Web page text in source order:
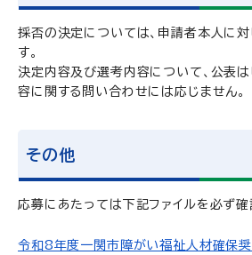
採否の決定については、申請者本人に対
す。
決定内容及び選考内容について、公表は
容に関する問い合わせには応じません。
その他
応募にあたっては下記ファイルを必ず確
令和8年度一関市障がい福祉人材確保